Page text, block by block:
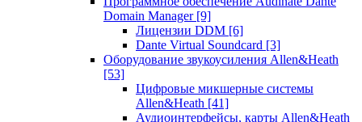
Domain Manager [9]
Лицензии DDM [6]
Dante Virtual Soundcard [3]
Оборудование звукоусиления Allen&Heath
[53]
Цифровые микшерные системы
Allen&Heath [41]
Аудиоинтерфейсы, карты Allen&Heath